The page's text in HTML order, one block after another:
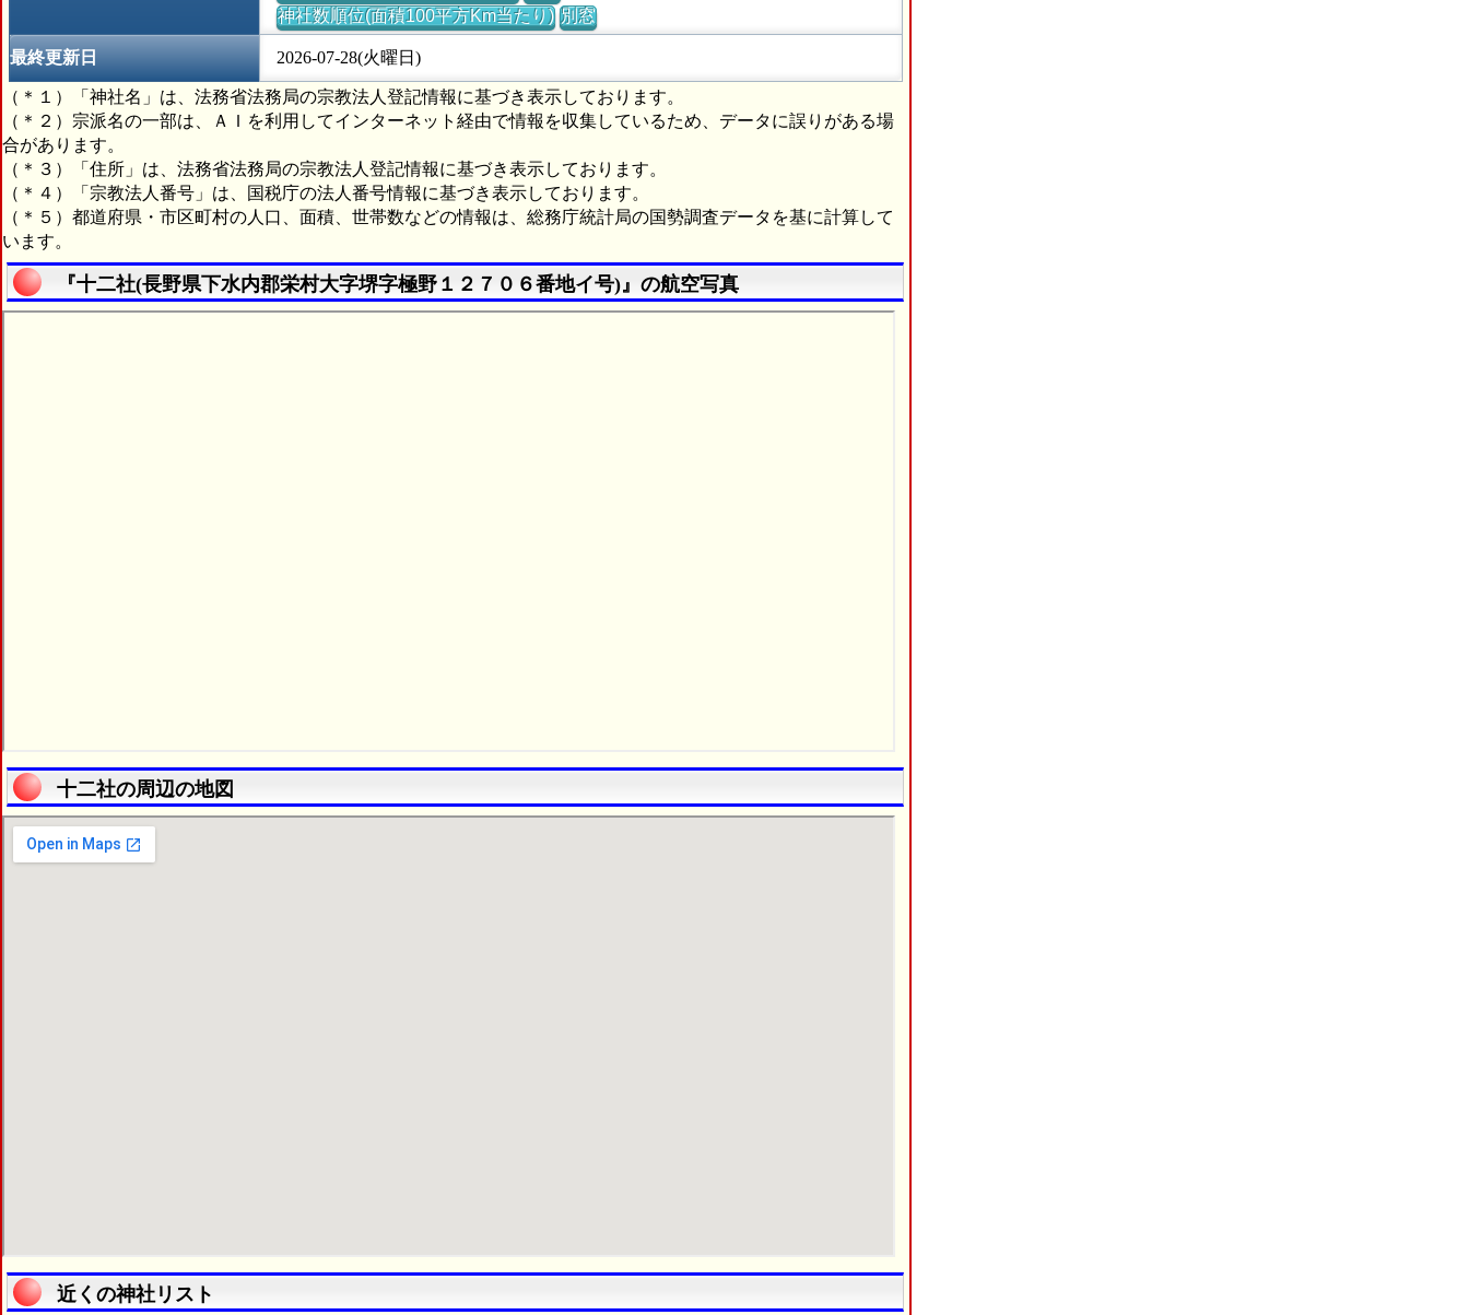
神社数順位(面積100平方Km当たり) 別窓
最終更新日 2026-07-28(火曜日)
（＊１）「神社名」は、法務省法務局の宗教法人登記情報に基づき表示しております。
（＊２）宗派名の一部は、ＡＩを利用してインターネット経由で情報を収集しているため、データに誤りがある場
合があります。
（＊３）「住所」は、法務省法務局の宗教法人登記情報に基づき表示しております。
（＊４）「宗教法人番号」は、国税庁の法人番号情報に基づき表示しております。
（＊５）都道府県・市区町村の人口、面積、世帯数などの情報は、総務庁統計局の国勢調査データを基に計算して
います。
『十二社(長野県下水内郡栄村大字堺字極野１２７０６番地イ号)』の航空写真
十二社の周辺の地図
近くの神社リスト